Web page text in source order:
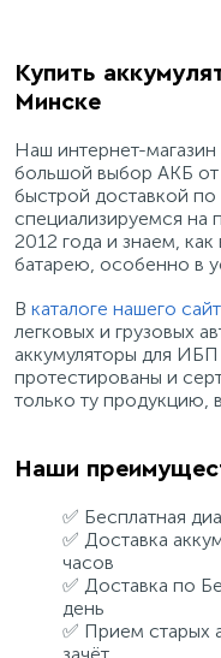
Купить
Минске
Наш интернет-магазин
большой выбор АКБ
быстрой доставкой
специализируемся на
2012 года и знаем,
батарею, особенно в
В каталоге нашего
легковых и грузовых
аккумуляторы для
протестированы и
только ту продукцию,
Наши
✅ Бесплатная
✅ Доставка
часов
✅ Доставка по
день
✅ Прием старых